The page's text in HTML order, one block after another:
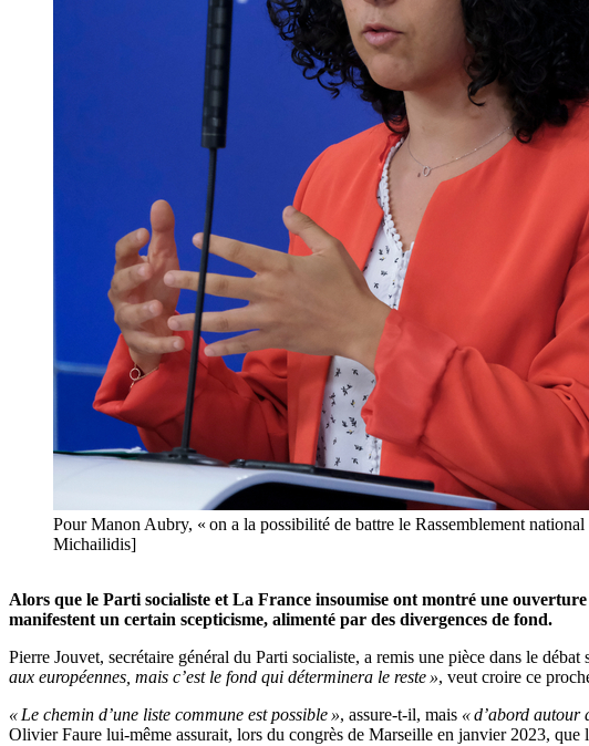
Pour Manon Aubry, « on a la possibilité de battre le Rassemblement
Michailidis]
Alors que le Parti socialiste et La France insoumise ont montré une ouverture
manifestent un certain scepticisme, alimenté par des divergences de fond.
Pierre Jouvet, secrétaire général du Parti socialiste, a remis une pièce dans le
aux européennes, mais c’est le fond qui déterminera le reste », veut croire ce
« Le chemin d’une liste commune est possible », assure-t-il, mais « d’abord autour
Olivier Faure lui-même assurait, lors du congrès de Marseille en janvier 2023, que